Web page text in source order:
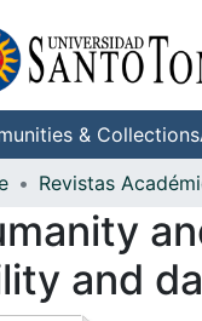
& Collections
Revistas
and